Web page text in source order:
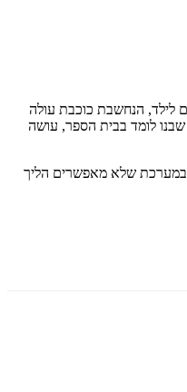
לילד, הנחשבת כוכבת עולה
לומד בבית הספר, עושה
במערכת שלא מאפשרים הליך